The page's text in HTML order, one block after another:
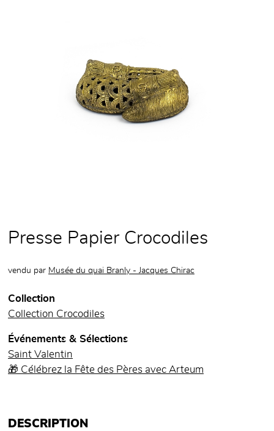
Presse Papier Crocodiles
vendu par Musée du quai Branly - Jacques Chirac
Collection
Collection Crocodiles
Événements & Sélections
Saint Valentin
🎁 Célébrez la Fête des Pères avec Arteum
DESCRIPTION